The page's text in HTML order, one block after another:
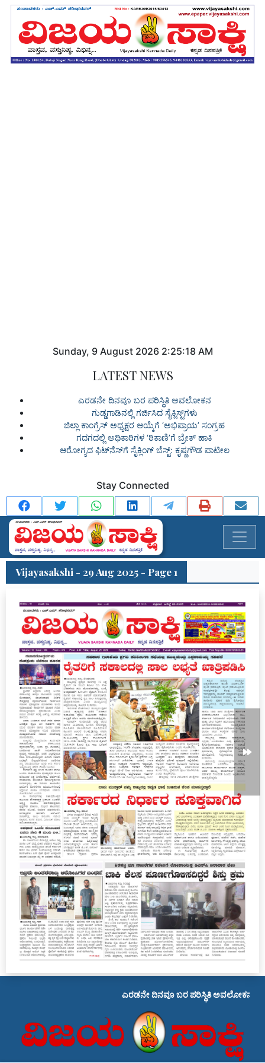
Sunday, 9 August 2026 2:25:18 AM
LATEST NEWS
ಎರಡನೇ ದಿನವೂ ಬರ ಪರಿಸ್ಥಿತಿ ಅವಲೋಕನ
ಗುಡ್ಡಗಾಡಿನಲ್ಲಿ ಗರ್ಜಿಸಿದ ಸೈಕ್ಲಿಸ್ಟ್‌ಗಳು
ಜಿಲ್ಲಾ ಕಾಂಗ್ರೆಸ್ ಅಧ್ಯಕ್ಷರ ಆಯ್ಕೆಗೆ ‘ಅಭಿಪ್ರಾಯ’ ಸಂಗ್ರಹ
ಗದಗದಲ್ಲಿ ಅಧಿಕಾರಿಗಳ ‘ಠಿಕಾಣಿ’ಗೆ ಬ್ರೇಕ್ ಹಾಕಿ
ಆರೋಗ್ಯದ ಫಿಟ್‌ನೆಸ್‌ಗೆ ಸೈಕ್ಲಿಂಗ್ ಬೆಸ್ಟ್: ಕೃಷ್ಣಗೌಡ ಪಾಟೀಲ
Stay Connected
Vijayasakshi - 29 Aug 2025 - Page 1
ಎರಡನೇ ದಿನವೂ ಬರ ಪರಿಸ್ಥಿತಿ ಅವಲೋಕನ